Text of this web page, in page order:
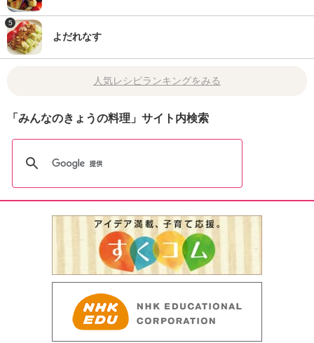
5
よだれなす
人気レシピランキングをみる
「みんなのきょうの料理」サイト内検索